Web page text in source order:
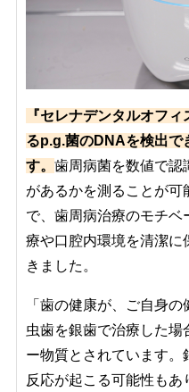
『セレナデンタルオフ
るp.g.菌のDNAを検出で
す。 歯周病菌を数値で認
があるかを測ることが可
で、歯周病治療のモチ
療や口腔内環境を清潔に
きました。
「歯の健康が、ご自身
虫歯を銀歯で治療した
ー物質とされています。
反応が起こる可能性もあ